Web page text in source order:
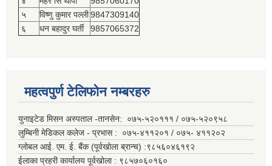
५
विष्णु कुमार पल्ली9847309140
६
धन बहादुर घर्ती 9857065372
महत्वपुर्ण टेलिफोन नम्बरहरु
युनाइटेड मिसन अस्पताल -तानसेन: ०७५-५२०१११ / ०७५-५२०९५८
लुम्बिनी मेडिकल कलेज - प्रभास : ०७५-४११२०१ / ०७५- ४११२०२
ग्लोबल आई. एम. ई. बैंक (पूर्वखोला ब्रान्च) :९८५६०४६१९२
ईलाका प्रहरी कार्यालय पूर्वखोला : ९८५७०६०१६०